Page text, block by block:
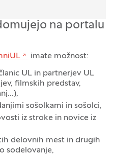
na portalu
imate možnost:
UL in partnerjev UL
filmskih predstav,
sošolkami in sošolci,
iz stroke in novice iz
delovnih mest in drugih
sodelovanje,